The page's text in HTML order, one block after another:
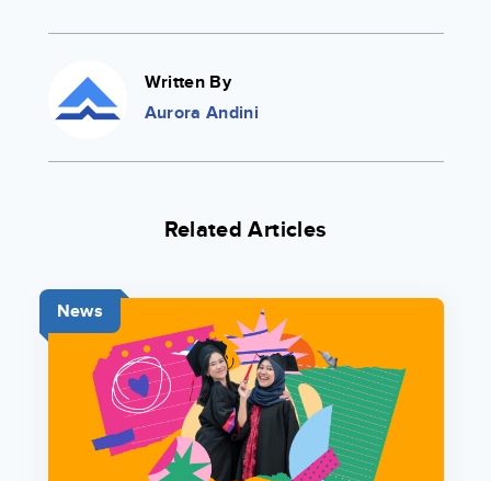
Written By
Aurora Andini
Related Articles
News